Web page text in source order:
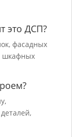
это ДСП?
фасадных
шкафных